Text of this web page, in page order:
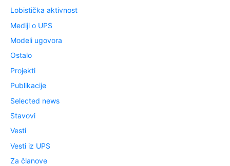
Lobistička aktivnost
Mediji o UPS
Modeli ugovora
Ostalo
Projekti
Publikacije
Selected news
Stavovi
Vesti
Vesti iz UPS
Za članove